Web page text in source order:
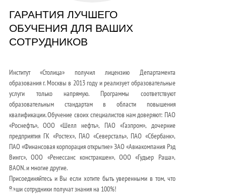
ГАРАНТИЯ ЛУЧШЕГО
ОБУЧЕНИЯ ДЛЯ ВАШИХ
СОТРУДНИКОВ
Институт «Столица» получил лицензию Департамента
образования г. Москвы в 2013 году и реализует образовательные
услуги только напрямую. Программы соответствуют
образовательным стандартам в области повышения
квалификации. Обучение своих специалистов нам доверяют: ПАО
«Роснефть», ООО «Шелл нефть», ПАО «Газпром», дочерние
предприятия ГК «Ростех», ПАО «Северсталь», ПАО «Сбербанк»,
ПАО «Финансовая корпорация открытие» ЗАО «Авиакомпания Рэд
Вингс», ООО «Ренессанс констракшен», ООО «Гудьер Раша»,
BAON. и многие другие.
Присоединяйтесь и Вы если хотите быть уверенными в том, что
Ваши сотрудники получат знания на 100%!